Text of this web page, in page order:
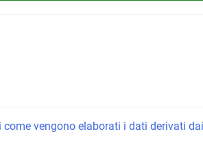
come vengono elaborati i dati derivati